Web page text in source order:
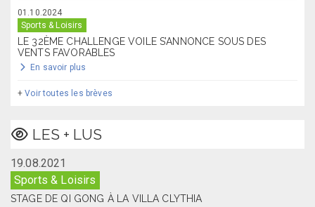
01.10.2024
Sports & Loisirs
LE 32ÈME CHALLENGE VOILE S’ANNONCE SOUS DES
VENTS FAVORABLES
En savoir plus
+Voir toutes les brèves
LES + LUS
19.08.2021
Sports & Loisirs
STAGE DE QI GONG À LA VILLA CLYTHIA